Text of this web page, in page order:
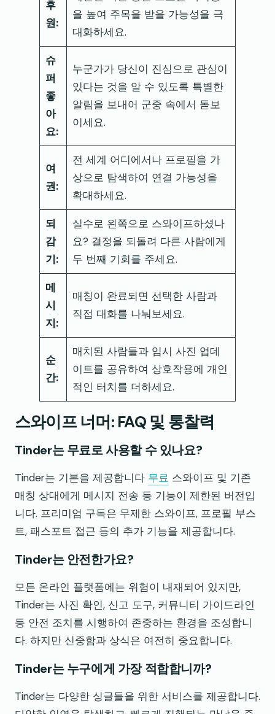
후
원:
을 높여 주목을 받을 가능성을 극
대화하세요.
슈
퍼
좋
아
요:
누군가가 당신이 진심으로 관심이
있다는 것을 알 수 있도록 특별한
알림을 보내어 군중 속에서 돋보
이세요.
여
권:
전 세계 어디에서나 프로필을 가
상으로 탐색하여 연결 가능성을
확대하세요.
되
감
기:
실수로 왼쪽으로 스와이프하셨나
요? 결정을 되돌려 다른 사람에게
두 번째 기회를 주세요.
메
시
지:
매칭이 완료되면 선택한 사람과
직접 대화를 나눠보세요.
순
간:
매치된 사람들과 임시 사진 업데
이트를 공유하여 상호작용에 개인
적인 터치를 더하세요.
스와이프 너머: FAQ 및 통찰력
Tinder는 무료로 사용할 수 있나요?
Tinder는 기본을 제공합니다 무료 스와이프 및 기존
매칭 상대에게 메시지 전송 등 기능이 제한된 버전입
니다. 프리미엄 구독은 무제한 스와이프, 프로필 부스
트, 패스포트 접근 등의 추가 기능을 제공합니다.
Tinder는 안전한가요?
모든 온라인 플랫폼에는 위험이 내재되어 있지만,
Tinder는 사진 확인, 신고 도구, 커뮤니티 가이드라인
등 안전 조치를 시행하여 존중하는 환경을 조성합니
다. 하지만 신중함과 상식은 여전히 중요합니다.
Tinder는 누구에게 가장 적합합니까?
Tinder는 다양한 싱글들을 위한 서비스를 제공합니다.